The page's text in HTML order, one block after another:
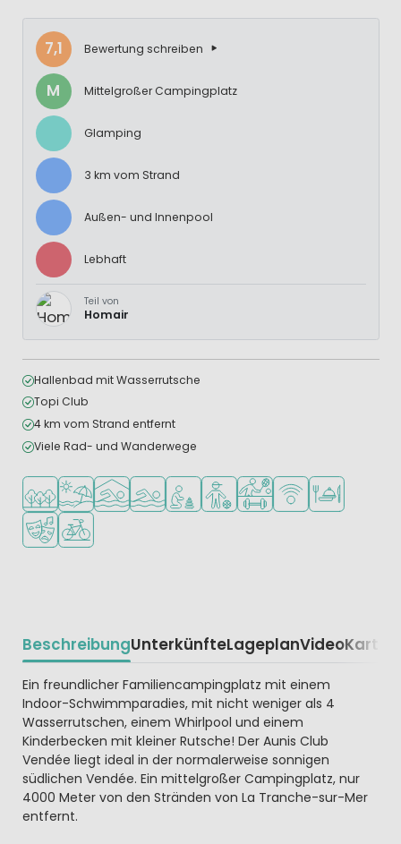
7,1 Bewertung schreiben
M Mittelgroßer Campingplatz
Glamping
3 km vom Strand
Außen- und Innenpool
Lebhaft
Teil von
Homair
Hallenbad mit Wasserrutsche
Topi Club
4 km vom Strand entfernt
Viele Rad- und Wanderwege
In waldreicher Umgebung
Am Strand und Meer
HallenbadFreibadEmpfohlen für kleine Kinder
Empfohlen für Teenager
Viele Sportmöglichkeiten
WLAN verfügbar
Restaurant
Animationsteam
Fahrradverleih
BeschreibungUnterkünfteLageplanVideoKarte
Beschrijving
Ein freundlicher Familiencampingplatz mit einem
Indoor-Schwimmparadies, mit nicht weniger als 4
Wasserrutschen, einem Whirlpool und einem
Kinderbecken mit kleiner Rutsche! Der Aunis Club
Vendée liegt ideal in der normalerweise sonnigen
südlichen Vendée. Ein mittelgroßer Campingplatz, nur
4000 Meter von den Stränden von La Tranche-sur-Mer
entfernt.